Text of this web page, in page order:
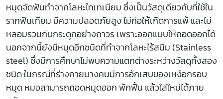
หมุดจัดฟันทำจากโลหะไทเทเนียม ซึ่งเป็นวัสดุเดียวกับที่ใช้ใน
รากฟันเทียม มีความปลอดภัยสูง ไม่ก่อให้เกิดการแพ้ และไม่
หลอมรวมกับกระดูกอย่างถาวร เพราะออกแบบให้ถอดออกได้
นอกจากนี้ยังมีหมุดอีกชนิดที่ทำจากโลหะไร้สนิม (Stainless
steel) ซึ่งมีการศึกษาไม่พบความแตกต่างระหว่างวัสดุทั้งสอง
ชนิด ในกรณีที่ร่างกายบางคนมีการอักเสบของเหงือกรอบ
หมุด หมอสามารถถอดหมุดออก พักฟื้น แล้วใส่ใหม่ได้ภาย